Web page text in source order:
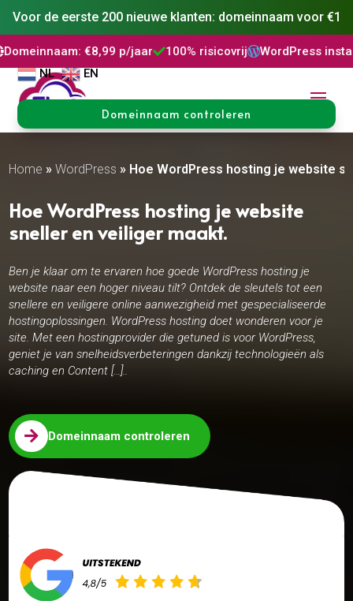
Voor de eerste 200 nieuwe klanten: domeinnaam voor €1
€8,99 p/jaar 100% risicovrijWordPress installatieDNS
NL
EN
Domeinnaam controleren
Home »WordPress » Hoe WordPress hosting je website
Hoe WordPress hosting je website
sneller en veiliger maakt.​
Ben je klaar om te ervaren hoe goede WordPress hosting je
website naar een hoger niveau tilt? Ontdek de sleutels tot een
snellere en veiligere online aanwezigheid met gespecialiseerde
hostingoplossingen. WordPress hosting doet wonderen voor je
site. Met een hostingprovider die getuned is voor WordPress,
geniet je van snelheidsverbeteringen dankzij technologieën als
caching en Content […]..
 Domeinnaam controleren